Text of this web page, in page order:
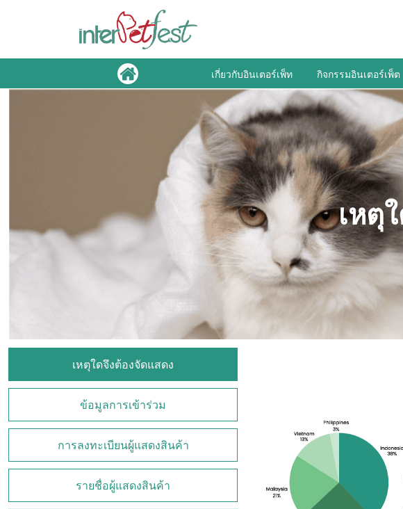
เกี่ยวกับอินเตอร์เพ็ท กิจกรรมอินเตอร์เพ็ต
เหตุ
เหตุใดจึงต้องจัดแสดง
ข้อมูลการเข้าร่วม
การลงทะเบียนผู้แสดงสินค้า
รายชื่อผู้แสดงสินค้า